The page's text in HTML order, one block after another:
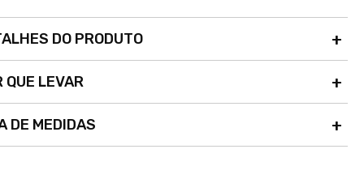
DO PRODUTO
QUE LEVAR
DE MEDIDAS